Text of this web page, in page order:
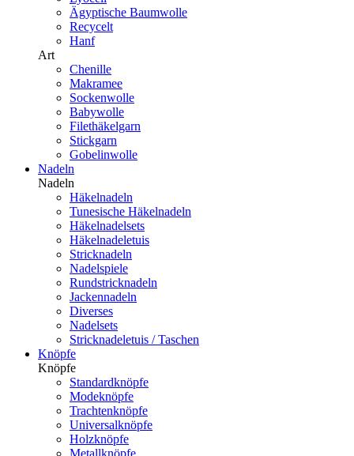
Ägyptische Baumwolle
Recycelt
Hanf
Art
Chenille
Makramee
Sockenwolle
Babywolle
Filethäkelgarn
Stickgarn
Gobelinwolle
Nadeln
Nadeln
Häkelnadeln
Tunesische Häkelnadeln
Häkelnadelsets
Häkelnadeletuis
Stricknadeln
Nadelspiele
Rundstricknadeln
Jackennadeln
Diverses
Nadelsets
Stricknadeletuis / Taschen
Knöpfe
Knöpfe
Standardknöpfe
Modeknöpfe
Trachtenknöpfe
Universalknöpfe
Holzknöpfe
Metallknöpfe